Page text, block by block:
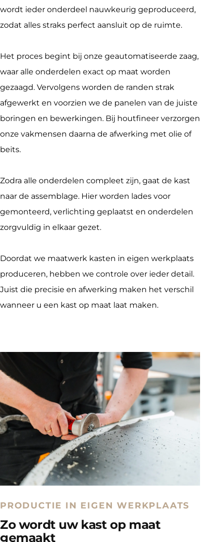
wordt ieder onderdeel nauwkeurig geproduceerd,
zodat alles straks perfect aansluit op de ruimte.
Het proces begint bij onze geautomatiseerde zaag,
waar alle onderdelen exact op maat worden
gezaagd. Vervolgens worden de randen strak
afgewerkt en voorzien we de panelen van de juiste
boringen en bewerkingen. Bij houtfineer verzorgen
onze vakmensen daarna de afwerking met olie of
beits.
Zodra alle onderdelen compleet zijn, gaat de kast
naar de assemblage. Hier worden lades voor
gemonteerd, verlichting geplaatst en onderdelen
zorgvuldig in elkaar gezet.
Doordat we maatwerk kasten in eigen werkplaats
produceren, hebben we controle over ieder detail.
Juist die precisie en afwerking maken het verschil
wanneer u een kast op maat laat maken.
PRODUCTIE IN EIGEN WERKPLAATS
Zo wordt uw kast op maat
gemaakt